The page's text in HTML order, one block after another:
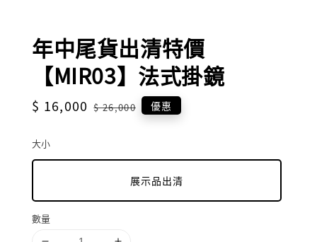
年中尾貨出清特價
【MIR03】法式掛鏡
Sale
$ 16,000 Regular
$ 26,000 優惠
大小
展示品出清
數量